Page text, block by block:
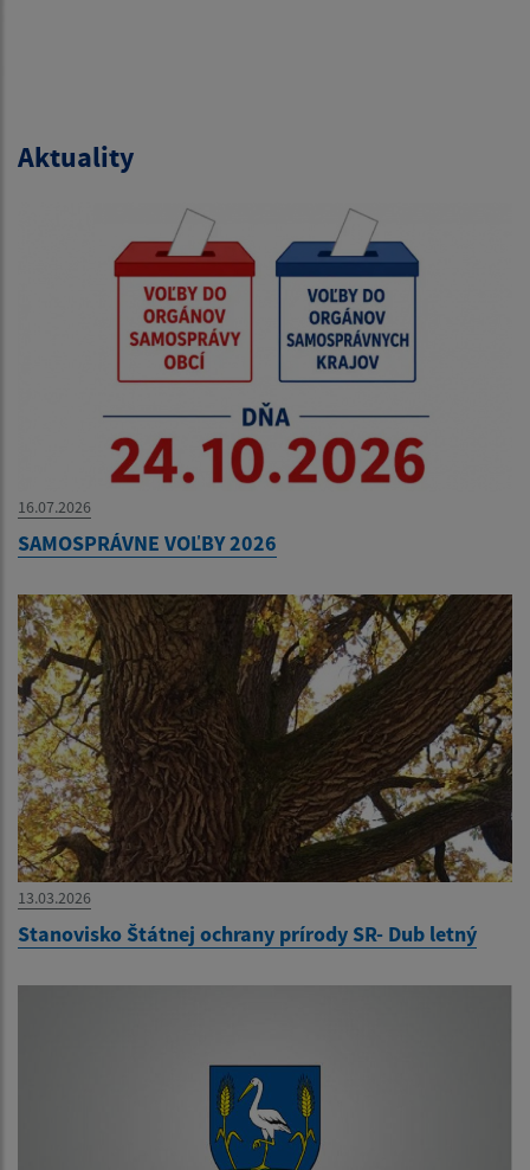
Aktuality
16.07.2026
SAMOSPRÁVNE VOĽBY 2026
13.03.2026
Stanovisko Štátnej ochrany prírody SR- Dub letný